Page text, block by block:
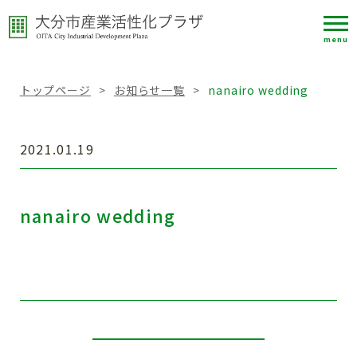
menu
トップページ > お知らせ一覧 > nanairo wedding
2021.01.19
nanairo wedding